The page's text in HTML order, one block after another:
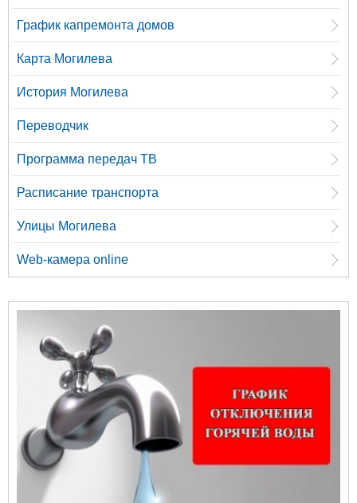
График капремонта домов
Карта Могилева
История Могилева
Переводчик
Программа передач ТВ
Расписание транспорта
Улицы Могилева
Web-камера online